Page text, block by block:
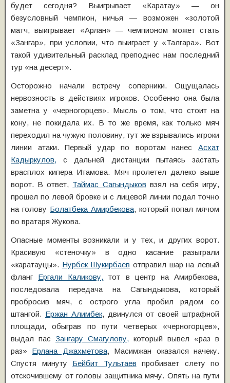
будет сегодня? Выигрывает «Каратау» — он
безусловный чемпион, ничья — возможен «золотой
матч, выигрывает «Арлан» — чемпионом может стать
«Зангар», при условии, что выиграет у «Талгара». Вот
такой удивительный расклад преподнес нам последний
тур «на десерт».
Осторожно начали встречу соперники. Ощущалась
нервозность в действиях игроков. Особенно она была
заметна у «черногорцев». Мысль о том, что стоит на
кону, не покидала их. В то же время, как только мяч
переходил на чужую половину, тут же взрывались игроки
линии атаки. Первый удар по воротам нанес Асхат
Кадыркулов, с дальней дистанции пытаясь застать
врасплох кипера Итамова. Мяч пролетел далеко выше
ворот. В ответ, Таймас Сагындыков взял на себя игру,
прошел по левой бровке и с лицевой линии подал точно
на голову Болатбека Амирбекова, который попал мячом
во вратаря Жукова.
Опасные моменты возникали и у тех, и других ворот.
Красивую «стеночку» в одно касание разыграли
«каратауцы». Нурбек Шукирбаев отправил шар на левый
фланг Ергали Каликову, тот в центр на Амирбекова,
последовала передача на Сагындыкова, который
пробросив мяч, с острого угла пробил рядом со
штангой. Ержан Алимбек, двинулся от своей штрафной
площади, обыграв по пути четверых «черногорцев»,
выдал пас Зангару Смагулову, который вывел «раз в
раз» Ерлана Джахметова, Масимжан оказался начеку.
Спустя минуту Бейбит Тультаев пробивает слету по
отскочившему от головы защитника мячу. Опять на пути